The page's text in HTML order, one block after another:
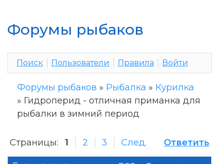
Форумы рыбаков
Поиск Пользователи Правила Войти
Форумы рыбаков » Рыбалка » Курилка
» Гидроперид - отличная приманка для
рыбалки в зимний период
Страницы: 1 2 3 След. Ответить